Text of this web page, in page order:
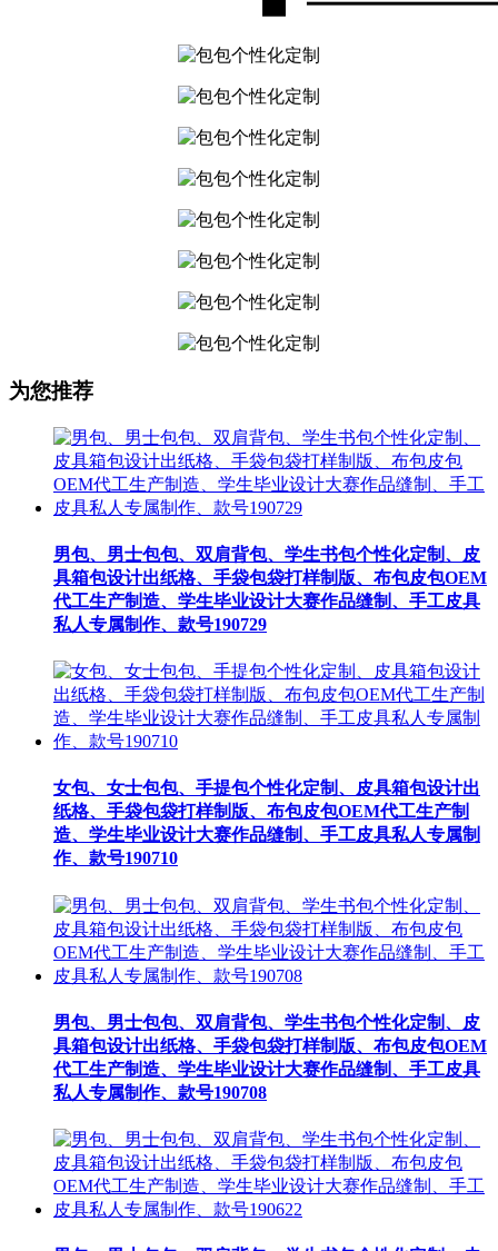
为您推荐
男包、男士包包、双肩背包、学生书包个性化定制、皮
具箱包设计出纸格、手袋包袋打样制版、布包皮包OEM
代工生产制造、学生毕业设计大赛作品缝制、手工皮具
私人专属制作、款号190729
女包、女士包包、手提包个性化定制、皮具箱包设计出
纸格、手袋包袋打样制版、布包皮包OEM代工生产制
造、学生毕业设计大赛作品缝制、手工皮具私人专属制
作、款号190710
男包、男士包包、双肩背包、学生书包个性化定制、皮
具箱包设计出纸格、手袋包袋打样制版、布包皮包OEM
代工生产制造、学生毕业设计大赛作品缝制、手工皮具
私人专属制作、款号190708